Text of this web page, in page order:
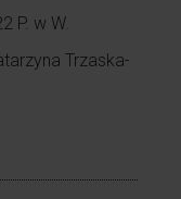
P. w W.
Trzaska-